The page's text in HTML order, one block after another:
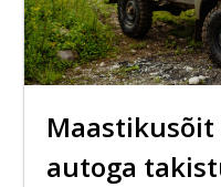
Maastikusõit
autoga